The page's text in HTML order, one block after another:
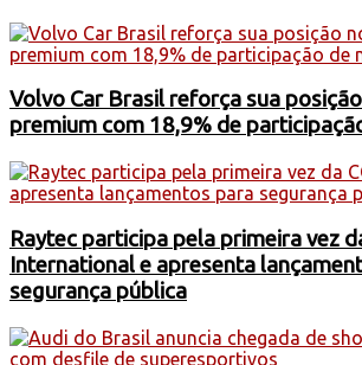
Volvo Car Brasil reforça sua
premium com 18,9% de
Raytec participa pela primeira vez
International e apresenta
segurança pública